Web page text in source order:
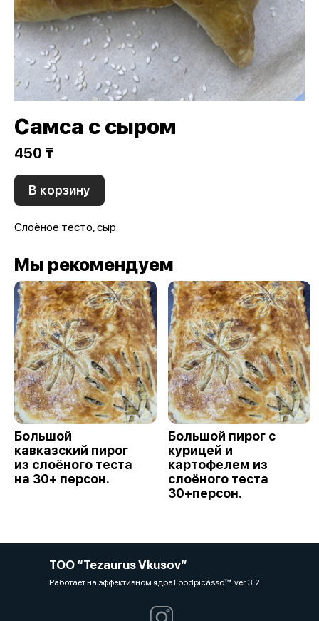
Самса с сыром
450 ₸
В корзину
Слоёное тесто, сыр.
Мы рекомендуем
Большой
кавказский пирог
из слоёного теста
на 30+ персон.
Большой пирог с
курицей и
картофелем из
слоёного теста
30+персон.
ТОО “Tezaurus Vkusov”
Работает на эффективном ядреFoodpicássover. 3.2